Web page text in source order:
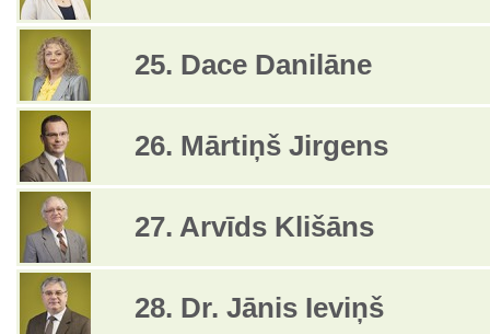
25. Dace Danilāne
26. Mārtiņš Jirgens
27. Arvīds Klišāns
28. Dr. Jānis Ieviņš